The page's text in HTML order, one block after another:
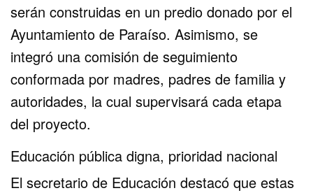
serán construidas en un predio donado por el
Ayuntamiento de Paraíso. Asimismo, se
integró una comisión de seguimiento
conformada por madres, padres de familia y
autoridades, la cual supervisará cada etapa
del proyecto.
Educación pública digna, prioridad nacional
El secretario de Educación destacó que estas